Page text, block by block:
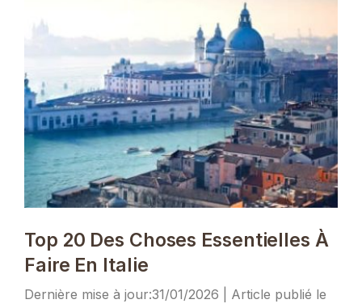
Top 20 Des Choses Essentielles À
Faire En Italie
31/01/2026